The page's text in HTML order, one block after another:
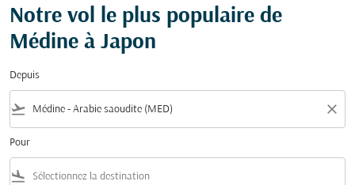
Notre vol le plus populaire de
Médine à Japon
Depuis
flight_takeoff close
Pour
flight_land